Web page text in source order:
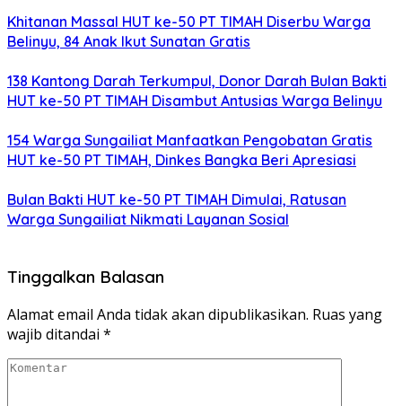
Khitanan Massal HUT ke-50 PT TIMAH Diserbu Warga
Belinyu, 84 Anak Ikut Sunatan Gratis
138 Kantong Darah Terkumpul, Donor Darah Bulan Bakti
HUT ke-50 PT TIMAH Disambut Antusias Warga Belinyu
154 Warga Sungailiat Manfaatkan Pengobatan Gratis
HUT ke-50 PT TIMAH, Dinkes Bangka Beri Apresiasi
Bulan Bakti HUT ke-50 PT TIMAH Dimulai, Ratusan
Warga Sungailiat Nikmati Layanan Sosial
Tinggalkan Balasan
Alamat email Anda tidak akan dipublikasikan. Ruas yang
wajib ditandai *